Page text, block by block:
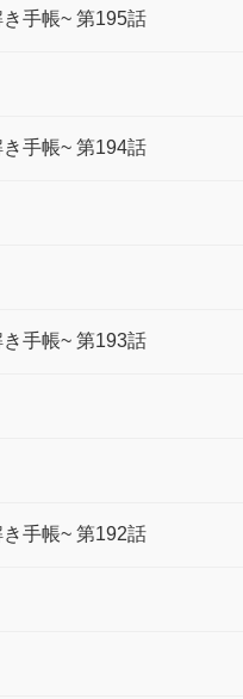
手帳~ 第195話
手帳~ 第194話
手帳~ 第193話
手帳~ 第192話